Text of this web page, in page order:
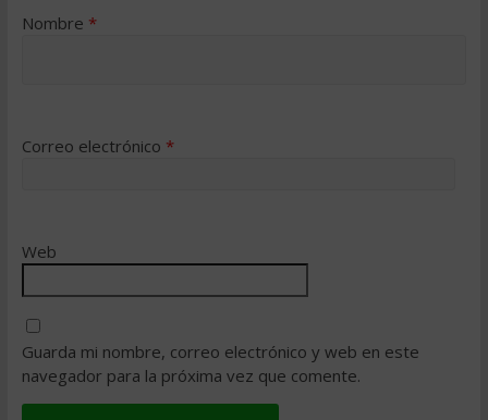
Nombre *
Correo electrónico *
Web
Guarda mi nombre, correo electrónico y web en este
navegador para la próxima vez que comente.